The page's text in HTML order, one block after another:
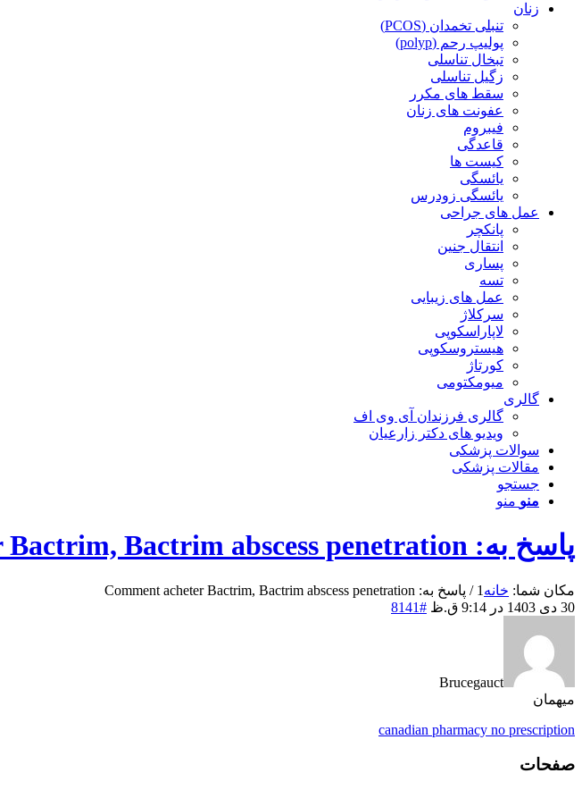
زنان
تنبلی تخمدان (PCOS)
پولیپ رحم (polyp)
تبخال تناسلی
زگیل تناسلی
سقط های مکرر
عفونت های زنان
فیبروم
قاعدگی
کیست ها
یائسگی
یائسگی زودرس
عمل های جراحی
پانکچر
انتقال جنین
پساری
تسه
عمل های زیبایی
سرکلاژ
لاپاراسکوپی
هیستروسکوپی
کورتاژ
میومکتومی
گالری
گالری فرزندان آی وی اف
ویدیو های دکتر زارعیان
سوالات پزشکی
مقالات پزشکی
جستجو
منو منو
پاسخ به: Comment acheter Bactrim, Bactrim abscess penetration
مکان شما: خانه 1
/ پاسخ به: Comment acheter Bactrim, Bactrim abscess penetration
30 دی 1403 در 9:14 ق.ظ
#8141
Brucegauct
میهمان
canadian pharmacy no prescription
صفحات